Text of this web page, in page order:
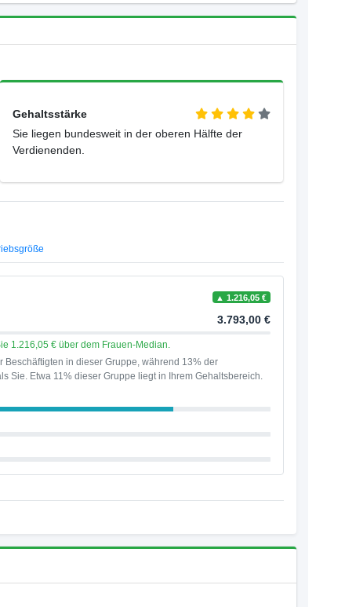
Gehaltsstärke
Sie liegen bundesweit in der oberen Hälfte der
Verdienenden.
▲ 1.216,05 €
3.793,00 €
1.216,05 € über dem Frauen-Median.
Beschäftigten in dieser Gruppe, während 13% der
Sie. Etwa 11% dieser Gruppe liegt in Ihrem Gehaltsbereich.